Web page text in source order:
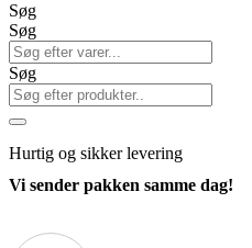
Søg
Søg
Søg
Hurtig og sikker levering
Vi sender pakken samme dag!